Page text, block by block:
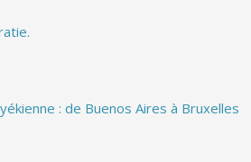
: de Buenos Aires à Bruxelles